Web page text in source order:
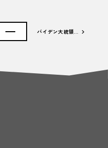
バイデン大統領…